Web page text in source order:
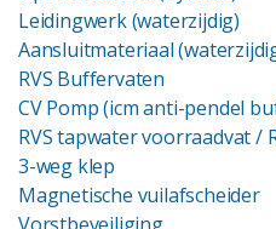
Leidingwerk (waterzijdig)
Aansluitmateriaal
RVS Buffervaten
CV Pomp (icm anti-pendel
RVS tapwater voorraadvat/
3-weg klep
Magnetische vuilafscheider